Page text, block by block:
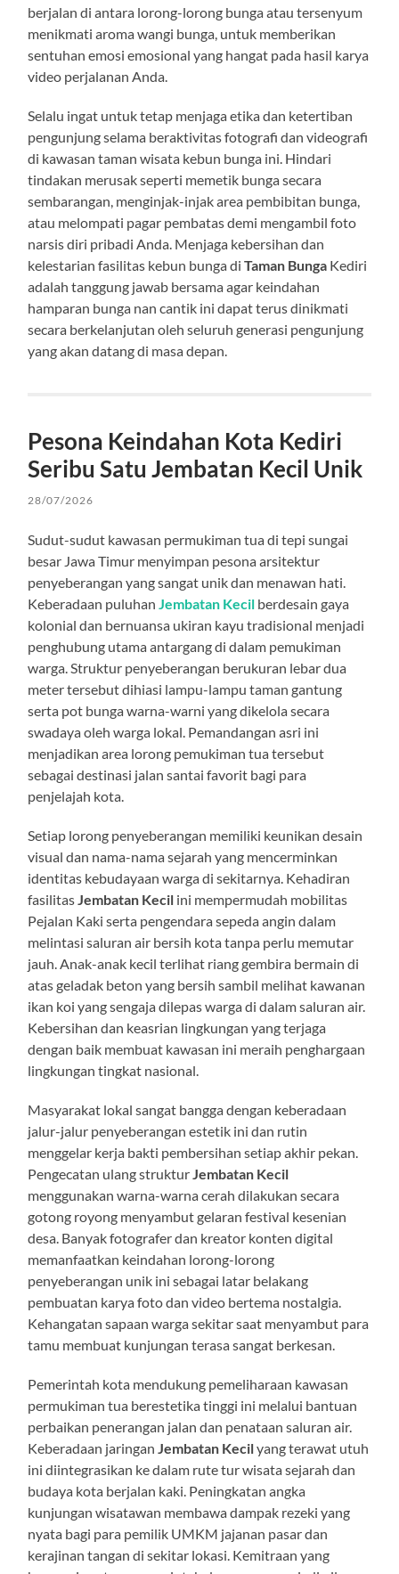
berjalan di antara lorong-lorong bunga atau tersenyum
menikmati aroma wangi bunga, untuk memberikan
sentuhan emosi emosional yang hangat pada hasil karya
video perjalanan Anda.
Selalu ingat untuk tetap menjaga etika dan ketertiban
pengunjung selama beraktivitas fotografi dan videografi
di kawasan taman wisata kebun bunga ini. Hindari
tindakan merusak seperti memetik bunga secara
sembarangan, menginjak-injak area pembibitan bunga,
atau melompati pagar pembatas demi mengambil foto
narsis diri pribadi Anda. Menjaga kebersihan dan
kelestarian fasilitas kebun bunga diTaman Bunga Kediri
adalah tanggung jawab bersama agar keindahan
hamparan bunga nan cantik ini dapat terus dinikmati
secara berkelanjutan oleh seluruh generasi pengunjung
yang akan datang di masa depan.
Pesona Keindahan Kota Kediri
Seribu Satu Jembatan Kecil Unik
28/07/2026
Sudut-sudut kawasan permukiman tua di tepi sungai
besar Jawa Timur menyimpan pesona arsitektur
penyeberangan yang sangat unik dan menawan hati.
Keberadaan puluhan Jembatan Kecil berdesain gaya
kolonial dan bernuansa ukiran kayu tradisional menjadi
penghubung utama antargang di dalam pemukiman
warga. Struktur penyeberangan berukuran lebar dua
meter tersebut dihiasi lampu-lampu taman gantung
serta pot bunga warna-warni yang dikelola secara
swadaya oleh warga lokal. Pemandangan asri ini
menjadikan area lorong pemukiman tua tersebut
sebagai destinasi jalan santai favorit bagi para
penjelajah kota.
Setiap lorong penyeberangan memiliki keunikan desain
visual dan nama-nama sejarah yang mencerminkan
identitas kebudayaan warga di sekitarnya. Kehadiran
fasilitas Jembatan Kecil ini mempermudah mobilitas
Pejalan Kaki serta pengendara sepeda angin dalam
melintasi saluran air bersih kota tanpa perlu memutar
jauh. Anak-anak kecil terlihat riang gembira bermain di
atas geladak beton yang bersih sambil melihat kawanan
ikan koi yang sengaja dilepas warga di dalam saluran air.
Kebersihan dan keasrian lingkungan yang terjaga
dengan baik membuat kawasan ini meraih penghargaan
lingkungan tingkat nasional.
Masyarakat lokal sangat bangga dengan keberadaan
jalur-jalur penyeberangan estetik ini dan rutin
menggelar kerja bakti pembersihan setiap akhir pekan.
Pengecatan ulang struktur Jembatan Kecil
menggunakan warna-warna cerah dilakukan secara
gotong royong menyambut gelaran festival kesenian
desa. Banyak fotografer dan kreator konten digital
memanfaatkan keindahan lorong-lorong
penyeberangan unik ini sebagai latar belakang
pembuatan karya foto dan video bertema nostalgia.
Kehangatan sapaan warga sekitar saat menyambut para
tamu membuat kunjungan terasa sangat berkesan.
Pemerintah kota mendukung pemeliharaan kawasan
permukiman tua berestetika tinggi ini melalui bantuan
perbaikan penerangan jalan dan penataan saluran air.
Keberadaan jaringan Jembatan Kecilyang terawat utuh
ini diintegrasikan ke dalam rute tur wisata sejarah dan
budaya kota berjalan kaki. Peningkatan angka
kunjungan wisatawan membawa dampak rezeki yang
nyata bagi para pemilik UMKM jajanan pasar dan
kerajinan tangan di sekitar lokasi. Kemitraan yang